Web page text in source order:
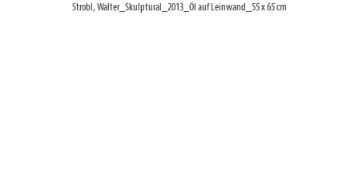
Strobl, Walter_Skulptural_2013_Öl auf Leinwand_55 x 65 cm